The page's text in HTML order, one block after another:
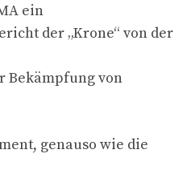
ein
der „Krone“ von der
Bekämpfung von
genauso wie die